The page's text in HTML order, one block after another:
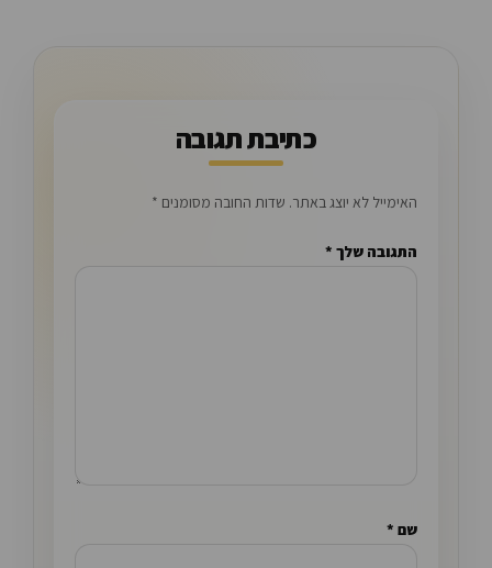
כתיבת תגובה
האימייל לא יוצג באתר. שדות החובה מסומנים *
התגובה שלך *
שם *